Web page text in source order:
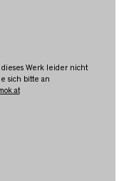
Werk leider nicht
sich bitte an